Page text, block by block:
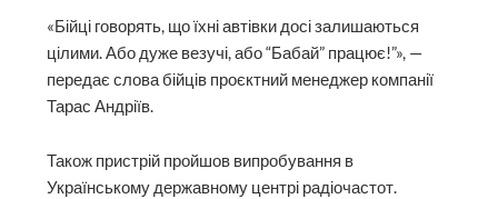
«Бійці говорять, що їхні автівки досі залишаються
цілими. Або дуже везучі, або “Бабай” працює!”», —
передає слова бійців проєктний менеджер компанії
Тарас Андріїв.
Також пристрій пройшов випробування в
Українському державному центрі радіочастот.